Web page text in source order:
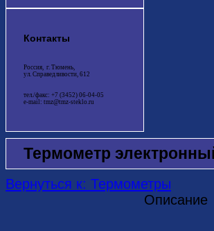
Контакты
Россия, г. Тюмень,
ул. Справедливости, 612
тел./факс: +7 (3452) 06-04-05
e-mail: tmz@tmz-steklo.ru
Термометр
Вернуться к: Термометры
Описание